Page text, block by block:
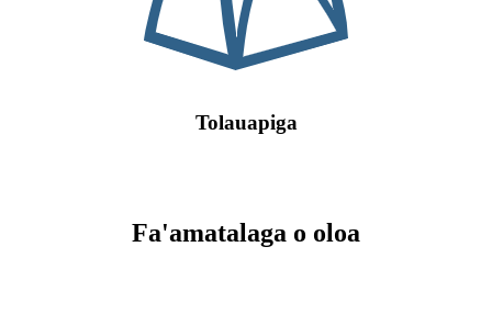
Tolauapiga
Fa'amatalaga o oloa